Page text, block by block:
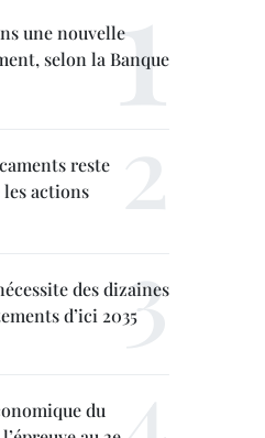
une nouvelle
selon la Banque
reste
actions
des dizaines
d’ici 2035
du